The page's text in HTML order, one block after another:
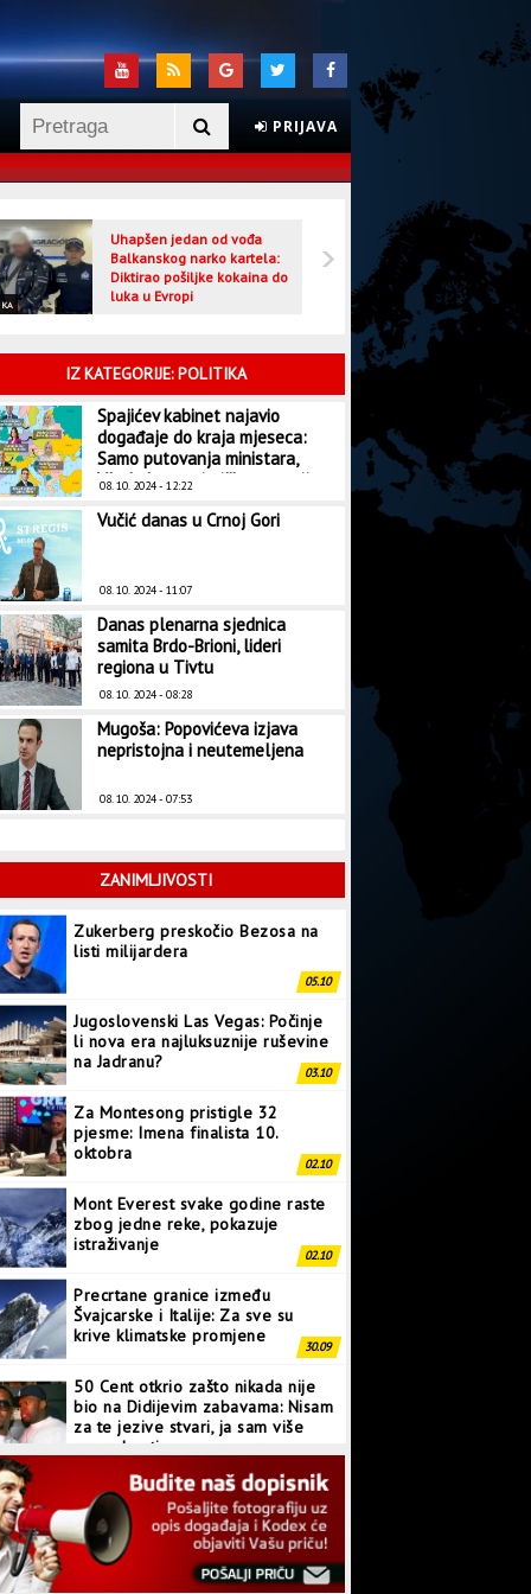
PRIJAVA
Uhapšen jedan od vođa
Balkanskog narko kartela:
Diktirao pošiljke kokaina do
luka u Evropi
CRNA HRONIKA
IZ KATEGORIJE: POLITIKA
Spajićev kabinet najavio
događaje do kraja mjeseca:
Samo putovanja ministara,
Vlada kao turistička agencija
08. 10. 2024 - 12:22
Vučić danas u Crnoj Gori
08. 10. 2024 - 11:07
Danas plenarna sjednica
samita Brdo-Brioni, lideri
regiona u Tivtu
08. 10. 2024 - 08:28
Mugoša: Popovićeva izjava
nepristojna i neutemeljena
08. 10. 2024 - 07:53
ZANIMLJIVOSTI
Zukerberg preskočio Bezosa na
listi milijardera
05.10
Jugoslovenski Las Vegas: Počinje
li nova era najluksuznije ruševine
na Jadranu?
03.10
Za Montesong pristigle 32
pjesme: Imena finalista 10.
oktobra
02.10
Mont Everest svake godine raste
zbog jedne reke, pokazuje
istraživanje
02.10
Precrtane granice između
Švajcarske i Italije: Za sve su
krive klimatske promjene
30.09
50 Cent otkrio zašto nikada nije
bio na Didijevim zabavama: Nisam
za te jezive stvari, ja sam više
normalan tip
28.09
Japanci prave superkompjuter
kakav svijet još nije vidio
27.09
Linkin Park ima novu pjesmu: